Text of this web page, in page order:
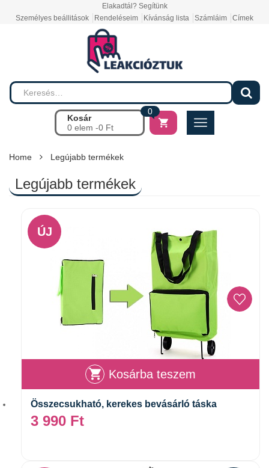
Elakadtál? Segítünk
Személyes beállitások
Rendeléseim Kívánság lista Számláim Címek
Kosár
0 elem -0 Ft
0
Home Legújabb termékek
Legújabb termékek
ÚJ
Kosárba teszem
Összecsukható, kerekes bevásárló táska
3 990 Ft